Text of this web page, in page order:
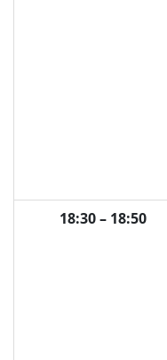
18:30 – 18:50